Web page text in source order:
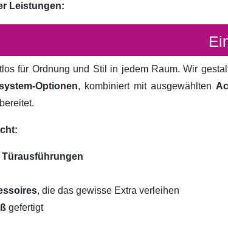
Leistungen:
für Ordnung und Stil in jedem Raum. Wir
Optionen, kombiniert mit ausgewählten
, die das gewisse Extra verleihen
gefertigt